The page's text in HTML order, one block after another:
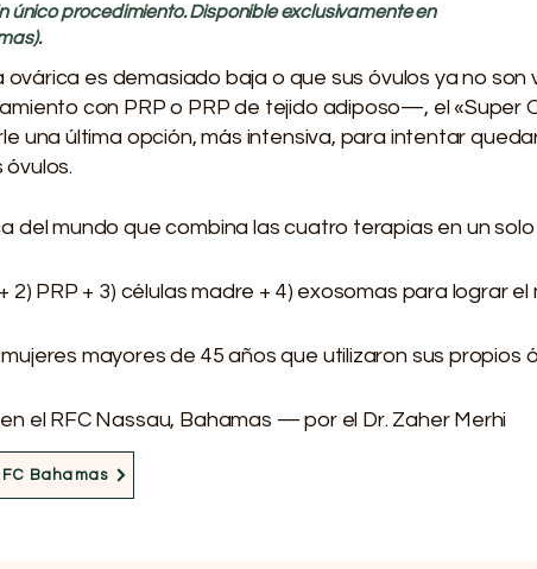
único procedimiento. Disponible exclusivamente en
ovárica es demasiado baja o que sus óvulos ya no son
con PRP o PRP de tejido adiposo—, el «Super
una última opción, más intensiva, para intentar
del mundo que combina las cuatro terapias en un solo
2) PRP + 3) células madre + 4) exosomas para lograr el
mayores de 45 años que utilizaron sus propios
el RFC Nassau, Bahamas — por el Dr. Zaher Merhi
Bahamas